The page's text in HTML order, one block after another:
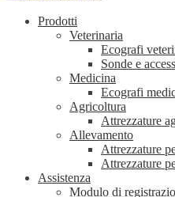
Prodotti
Veterinaria
Ecografi
Sonde e
Medicina
Ecografi
Agricoltura
Attrezzature
Allevamento
Attrezzature
Attrezzature
Assistenza
Modulo di